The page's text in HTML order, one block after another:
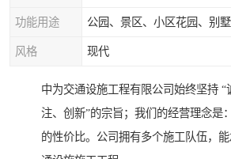
功能用途
风格 现代
中为交通设施工程有限公司始终坚持 “
注、创新”的宗旨；我们的经营理念是
的性价比。公司拥有多个施工队伍，